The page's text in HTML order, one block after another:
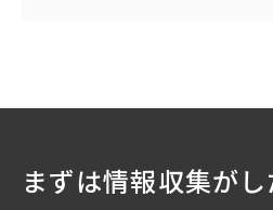
まずは情報収集が